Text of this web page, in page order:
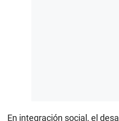
En integración social, el